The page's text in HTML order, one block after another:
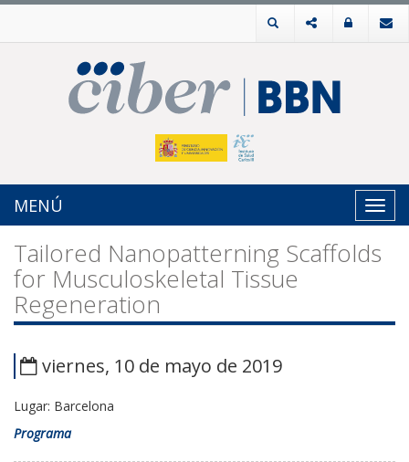
MENÚ
Tailored Nanopatterning Scaffolds
for Musculoskeletal Tissue
Regeneration
viernes, 10 de mayo de 2019
Lugar: Barcelona
Programa